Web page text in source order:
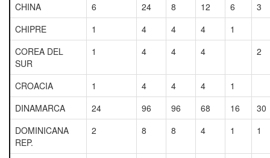
CHINA
6 24 8 12 6
3
CHIPRE
1 4 4 4
1
COREA DEL
SUR
1 4 4 4 2
CROACIA 1 4 4 4
1
DINAMARCA
24 96 96 68 16
30
DOMINICANA
REP.
2 8 8 4 1 1